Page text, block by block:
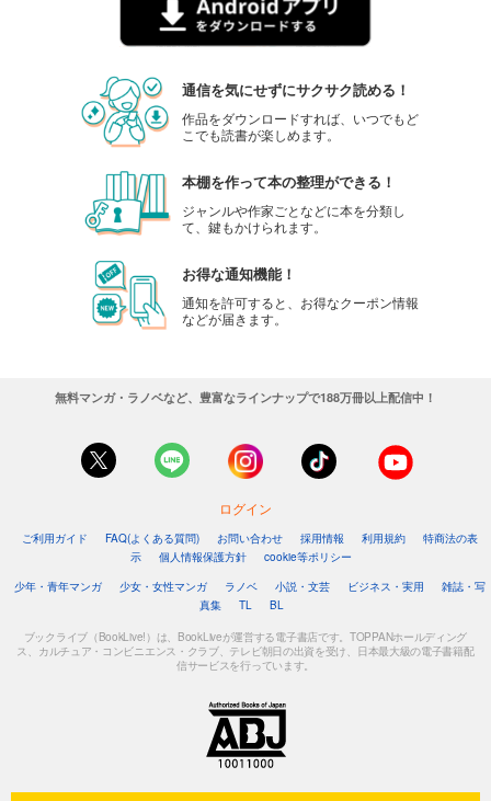
通信を気にせずにサクサク読める！
作品をダウンロードすれば、いつでもど
こでも読書が楽しめます。
本棚を作って本の整理ができる！
ジャンルや作家ごとなどに本を分類し
て、鍵もかけられます。
お得な通知機能！
通知を許可すると、お得なクーポン情報
などが届きます。
無料マンガ・ラノベなど、豊富なラインナップで188万冊以上配信中！
ログイン
ご利用ガイド FAQ(よくある質問) お問い合わせ 採用情報 利用規約
特商法の表
示
個人情報保護方針
cookie等ポリシー
少年・青年マンガ
少女・女性マンガ ラノベ 小説・文芸 ビジネス・実用
雑誌・写
真集
TL BL
ブックライブ（BookLive!）は、BookLiveが運営する電子書店です。TOPPANホールディング
ス、カルチュア・コンビニエンス・クラブ、テレビ朝日の出資を受け、日本最大級の電子書籍配
信サービスを行っています。